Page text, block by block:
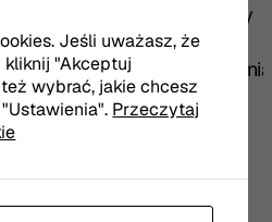
za vouchery
lub udostępnione innej
W przypadku zgubienia
wystawia duplikatu.
z wymiany
Jeśli uważasz, że
"Akceptuj
wybrać, jakie chcesz
Przeczytaj